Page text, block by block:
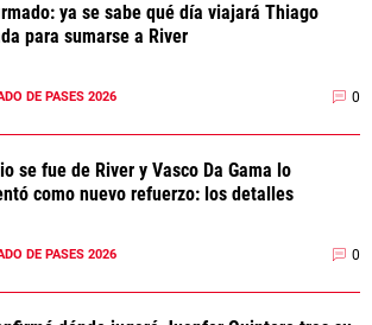
ya se sabe qué día viajará Thiago
para sumarse a River
DE PASES 2026 0
se fue de River y Vasco Da Gama lo
como nuevo refuerzo: los detalles
DE PASES 2026 0